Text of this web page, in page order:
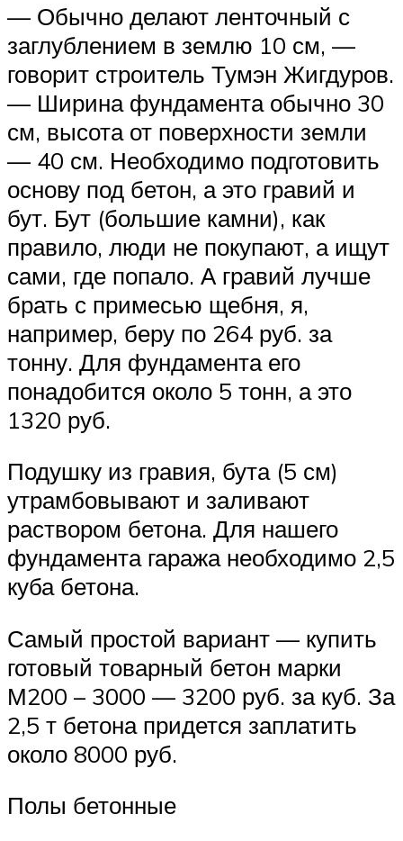
— Обычно делают ленточный с
заглублением в землю 10 см, —
говорит строитель Тумэн Жигдуров.
— Ширина фундамента обычно 30
см, высота от поверхности земли
— 40 см. Необходимо подготовить
основу под бетон, а это гравий и
бут. Бут (большие камни), как
правило, люди не покупают, а ищут
сами, где попало. А гравий лучше
брать с примесью щебня, я,
например, беру по 264 руб. за
тонну. Для фундамента его
понадобится около 5 тонн, а это
1320 руб.
Подушку из гравия, бута (5 см)
утрамбовывают и заливают
раствором бетона. Для нашего
фундамента гаража необходимо 2,5
куба бетона.
Самый простой вариант — купить
готовый товарный бетон марки
М200 – 3000 — 3200 руб. за куб. За
2,5 т бетона придется заплатить
около 8000 руб.
Полы бетонные